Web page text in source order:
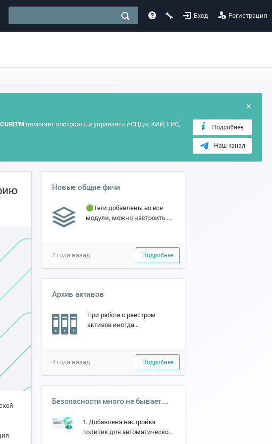
Вход Регистрация
×
помогает построить и управлять ИСПДн, КИИ, ГИС,
Подробнее
Наш канал
Новые общие фичи
🟢Теги добавлены во все
модули, можно настроить в
Появилась возможность
создавать группы областей
🟢Добавле...
2 года назад Подробнее
Архив активов
При работе с реестром
активов иногда
сохранить, не удалять из
сервиса. Теперь это можно
сделать переместив акти...
4 года назад Подробнее
Безопасности много не бывает.
безопасности SECURITM.
1. Добавлена настройка
политик для автоматической